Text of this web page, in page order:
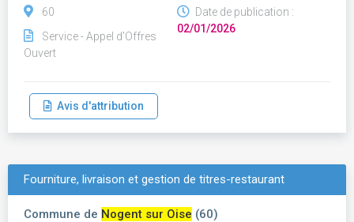
60
Service - Appel d'Offres
Ouvert
Date de publication :
02/01/2026
Avis d'attribution
Fourniture, livraison et gestion de titres-restaurant
Commune de Nogent sur Oise (60)